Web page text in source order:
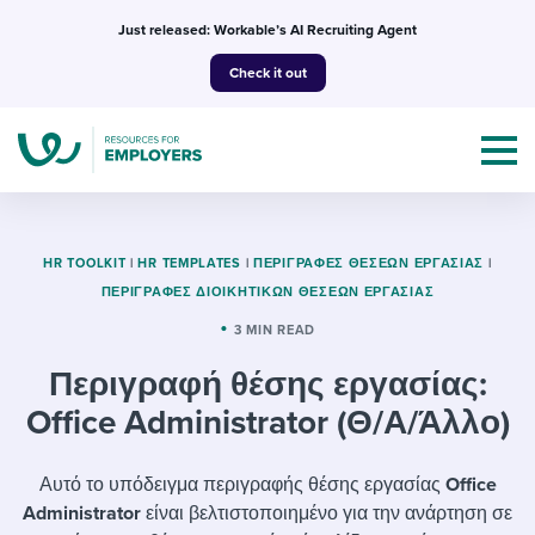
Just released: Workable’s AI Recruiting Agent
Check it out
Topics
Mobilizing AI in my work
Templates & Guides
I WANT...
I’m a jobseeker
Attend webinars & events
HR TOOLKIT | HR TEMPLATES | ΠΕΡΙΓΡΑΦΈΣ ΘΈΣΕΩΝ ΕΡΓΑΣΊΑΣ |
ΠΕΡΙΓΡΑΦΈΣ ΔΙΟΙΚΗΤΙΚΏΝ ΘΈΣΕΩΝ ΕΡΓΑΣΊΑΣ
3 MIN READ
Περιγραφή θέσης εργασίας:
Office Administrator (Θ/Α/Άλλο)
Αυτό το υπόδειγμα περιγραφής θέσης εργασίας Office
Administrator είναι βελτιστοποιημένο για την ανάρτηση σε